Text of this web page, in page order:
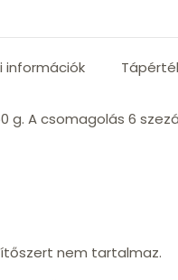
információk
g. A csomagolás 6
nem tartalmaz.